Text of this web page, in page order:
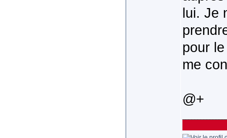
lui. Je
pour
me
@+